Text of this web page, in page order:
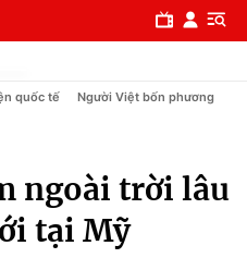
quốc tế Người Việt bốn phương
ngoài trời lâu
tại Mỹ